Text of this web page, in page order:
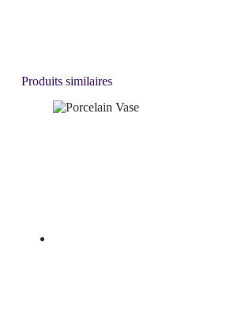
Produits similaires